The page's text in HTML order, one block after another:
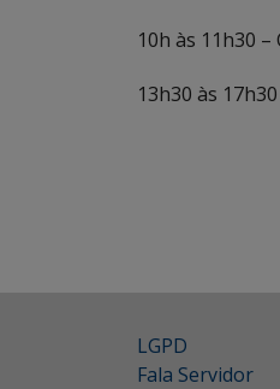
10h às 11h30
13h30 às
LGPD
Fala Servidor